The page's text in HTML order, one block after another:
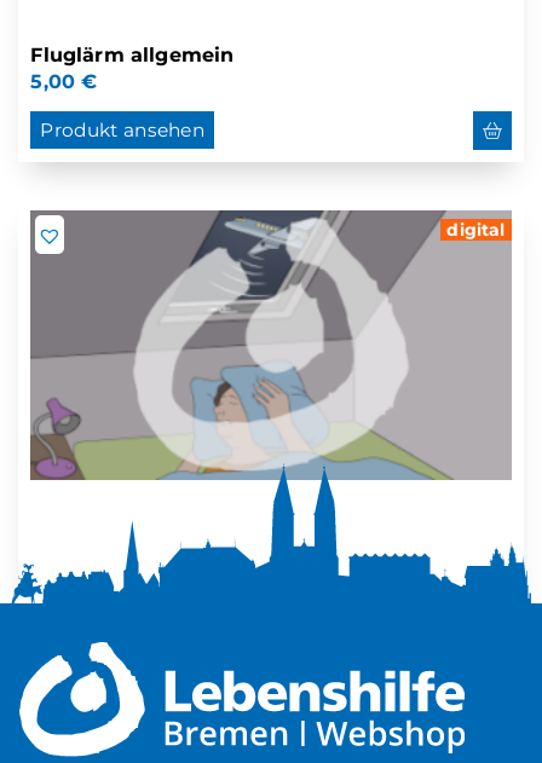
Fluglärm allgemein
5,00€
Produkt ansehen
digital
Mehr Ruhe zuhause
5,00€